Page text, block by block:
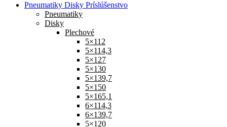
Pneumatiky Disky Príslúšenstvo
Pneumatiky
Disky
Plechové
5×112
5×114,3
5×127
5×130
5×139,7
5×150
5×165,1
6×114,3
6×139,7
5×120